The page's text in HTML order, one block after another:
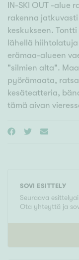
IN-SKI OUT -alue
rakenna
keskukseen.
lähellä
erämaa-alueen
"silmien alta".
pyörämaata,
kesäteatteria,
tämä aivan
SOVI ESITTELY
Seuraava
Ota yhteyttä ja